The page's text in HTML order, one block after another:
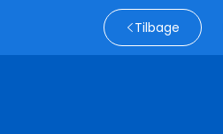
Tilbage